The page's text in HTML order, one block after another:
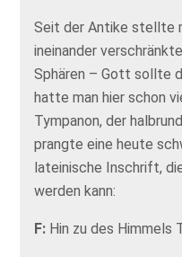
Seit der Antike stellte
ineinander
Sphären – Gott sollte
hatte man hier schon
Tympanon, der
prangte eine heute
lateinische Inschrift,
werden kann:
F: Hin zu des Himmels